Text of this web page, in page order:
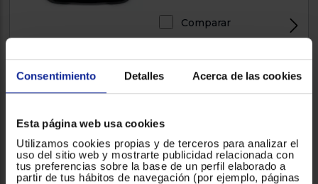
Consentimiento Detalles Acerca de las cookies
Esta página web usa cookies
Utilizamos cookies propias y de terceros para analizar el
uso del sitio web y mostrarte publicidad relacionada con
tus preferencias sobre la base de un perfil elaborado a
partir de tus hábitos de navegación (por ejemplo, páginas
Comparar
Gofrera TriStar WF2195
Fácil de limpiar